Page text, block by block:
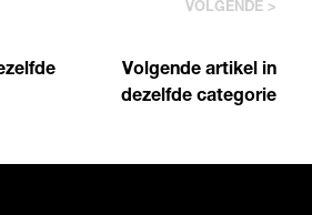
VOLGENDE >
Volgende artikel in
dezelfde categorie